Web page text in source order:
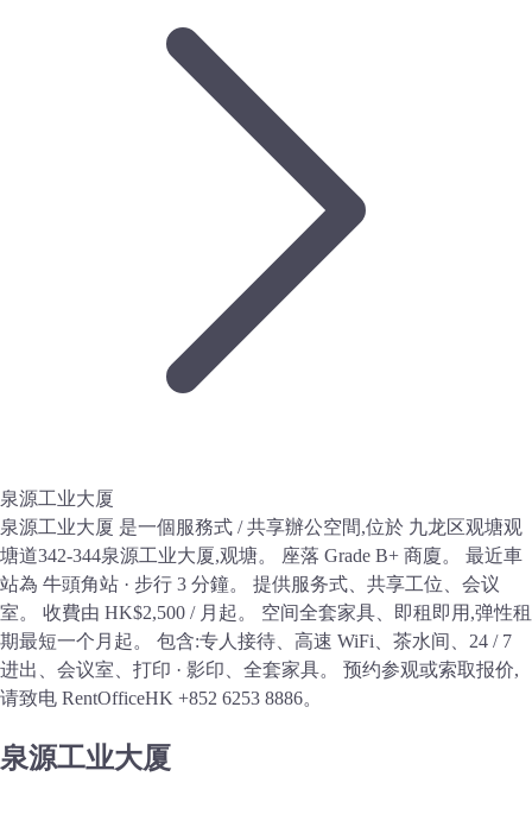
泉源工业大厦
泉源工业大厦 是一個服務式 / 共享辦公空間,位於 九龙区观塘观
塘道342-344泉源工业大厦,观塘。 座落 Grade B+ 商廈。 最近車
站為 牛頭角站 · 步行 3 分鐘。 提供服务式、共享工位、会议
室。 收費由 HK$2,500 / 月起。 空间全套家具、即租即用,弹性租
期最短一个月起。 包含:专人接待、高速 WiFi、茶水间、24 / 7
进出、会议室、打印 · 影印、全套家具。 预约参观或索取报价,
请致电 RentOfficeHK +852 6253 8886。
泉源工业大厦